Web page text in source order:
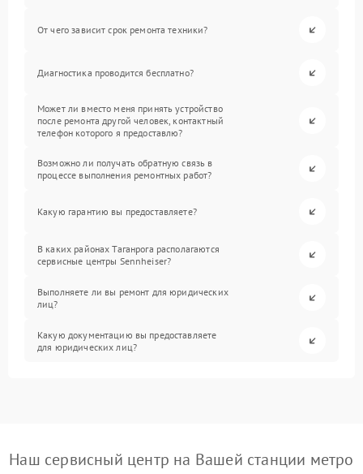
От чего зависит срок ремонта техники?
Диагностика проводится бесплатно?
Может ли вместо меня принять устройство
после ремонта другой человек, контактный
телефон которого я предоставлю?
Возможно ли получать обратную связь в
процессе выполнения ремонтных работ?
Какую гарантию вы предоставляете?
В каких районах Таганрога располагаются
сервисные центры Sennheiser?
Выполняете ли вы ремонт для юридических
лиц?
Какую документацию вы предоставляете
для юридических лиц?
Наш сервисный центр на Вашей станции метро